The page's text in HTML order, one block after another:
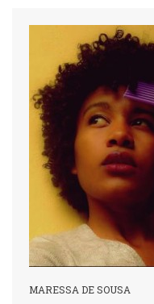
MARESSA DE SOUSA